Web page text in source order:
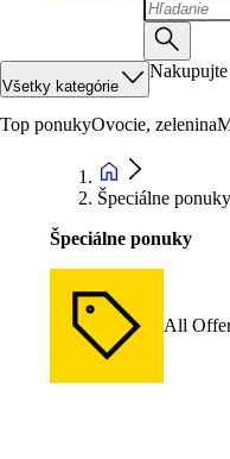
Všetky kategórie
Nakupujte
Top ponukyOvocie, zelenina
Špeciálne ponuky
Špeciálne ponuky
All